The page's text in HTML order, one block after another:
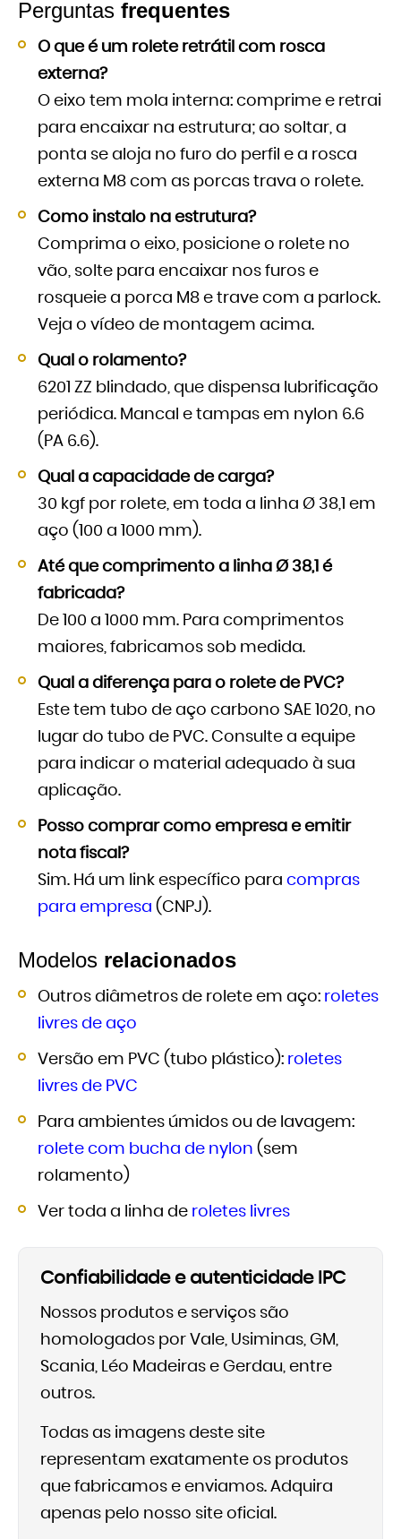
Perguntas frequentes
O que é um rolete retrátil com rosca
externa?
O eixo tem mola interna: comprime e retrai
para encaixar na estrutura; ao soltar, a
ponta se aloja no furo do perfil e a rosca
externa M8 com as porcas trava o rolete.
Como instalo na estrutura?
Comprima o eixo, posicione o rolete no
vão, solte para encaixar nos furos e
rosqueie a porca M8 e trave com a parlock.
Veja o vídeo de montagem acima.
Qual o rolamento?
6201 ZZ blindado, que dispensa lubrificação
periódica. Mancal e tampas em nylon 6.6
(PA 6.6).
Qual a capacidade de carga?
30 kgf por rolete, em toda a linha Ø 38,1 em
aço (100 a 1000 mm).
Até que comprimento a linha Ø 38,1 é
fabricada?
De 100 a 1000 mm. Para comprimentos
maiores, fabricamos sob medida.
Qual a diferença para o rolete de PVC?
Este tem tubo de aço carbono SAE 1020, no
lugar do tubo de PVC. Consulte a equipe
para indicar o material adequado à sua
aplicação.
Posso comprar como empresa e emitir
nota fiscal?
Sim. Há um link específico para compras
para empresa (CNPJ).
Modelos relacionados
Outros diâmetros de rolete em aço: roletes
livres de aço
Versão em PVC (tubo plástico): roletes
livres de PVC
Para ambientes úmidos ou de lavagem:
rolete com bucha de nylon (sem
rolamento)
Ver toda a linha de roletes livres
Confiabilidade e autenticidade IPC
Nossos produtos e serviços são
homologados por Vale, Usiminas, GM,
Scania, Léo Madeiras e Gerdau, entre
outros.
Todas as imagens deste site
representam exatamente os produtos
que fabricamos e enviamos. Adquira
apenas pelo nosso site oficial.